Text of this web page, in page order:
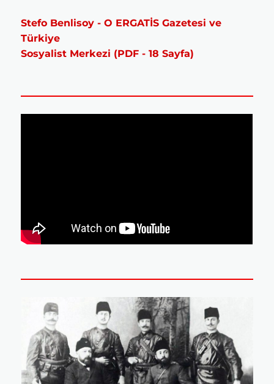
Stefo Benlisoy - O ERGATİS Gazetesi ve
Türkiye
Sosyalist Merkezi (PDF - 18 Sayfa)